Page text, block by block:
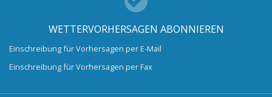
WETTERVORHERSAGEN ABONNIEREN
Einschreibung für Vorhersagen per E-Mail
Einschreibung für Vorhersagen per Fax